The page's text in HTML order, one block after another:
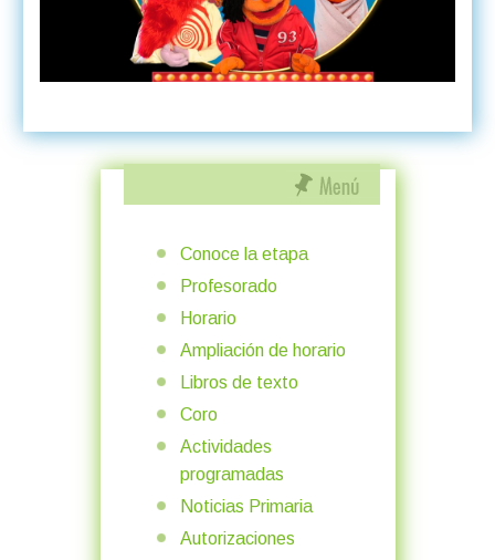
Conoce la etapa
Profesorado
Horario
Ampliación de horario
Libros de texto
Coro
Actividades
programadas
Noticias Primaria
Autorizaciones